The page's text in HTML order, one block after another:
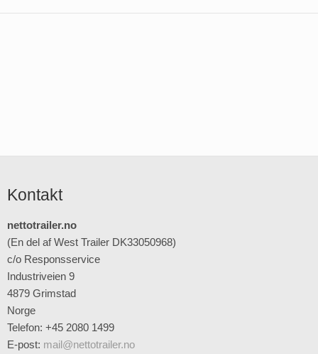
Kontakt
nettotrailer.no
(En del af West Trailer DK33050968)
c/o Responsservice
Industriveien 9
4879 Grimstad
Norge
Telefon: +45 2080 1499
E-post: mail@nettotrailer.no